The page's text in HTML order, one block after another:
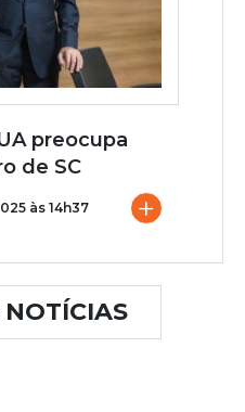
preocupa
de SC
às 14h37 +